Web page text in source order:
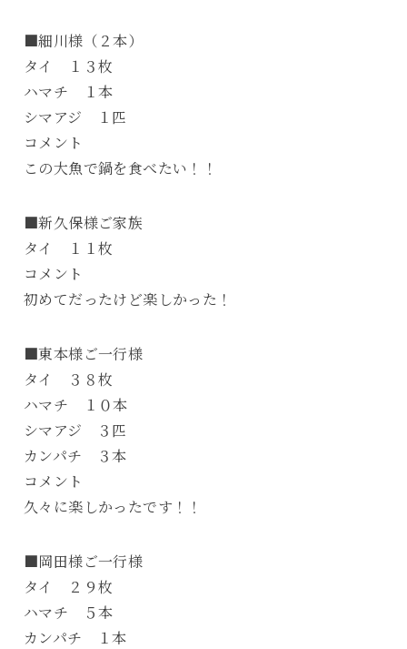
■細川様（２本）
タイ １３枚
ハマチ １本
シマアジ １匹
コメント
この大魚で鍋を食べたい！！
■新久保様ご家族
タイ １１枚
コメント
初めてだったけど楽しかった！
■東本様ご一行様
タイ ３８枚
ハマチ １０本
シマアジ ３匹
カンパチ ３本
コメント
久々に楽しかったです！！
■岡田様ご一行様
タイ ２９枚
ハマチ ５本
カンパチ １本